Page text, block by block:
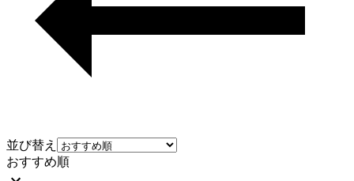
並び替え
おすすめ順